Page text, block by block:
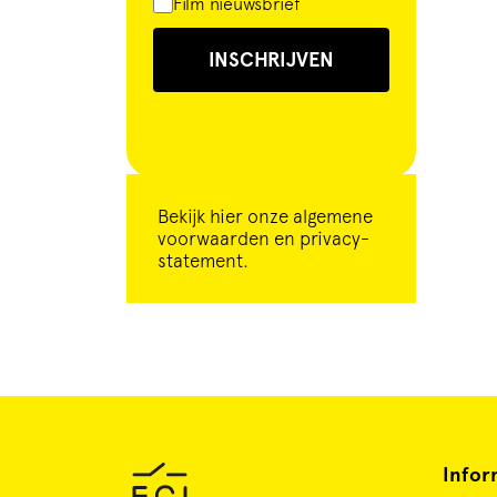
INSCHRIJVEN
Bekijk hier onze algemene
voorwaarden en privacy-
statement.